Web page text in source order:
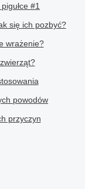
#1
się ich pozbyć?
wrażenie?
powodów
przyczyn